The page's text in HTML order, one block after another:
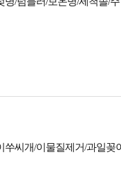
쑤씨개/이물질제거/과일꽂